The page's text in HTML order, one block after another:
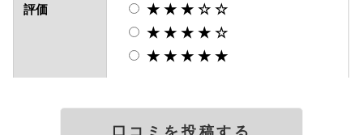
評価
★★★☆☆
★★★★☆
★★★★★